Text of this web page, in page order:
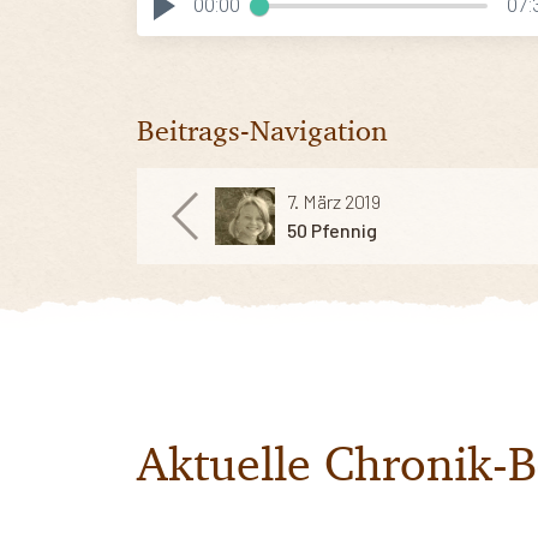
00:00
Beitrags-Navigation
7. März 2019
50 Pfennig
Aktuelle Chronik-